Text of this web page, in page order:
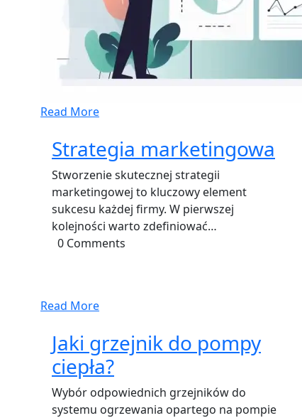
Read More
Strategia marketingowa
Stworzenie skutecznej strategii
marketingowej to kluczowy element
sukcesu każdej firmy. W pierwszej
kolejności warto zdefiniować…
0 Comments
Read More
Jaki grzejnik do pompy
ciepła?
Wybór odpowiednich grzejników do
systemu ogrzewania opartego na pompie